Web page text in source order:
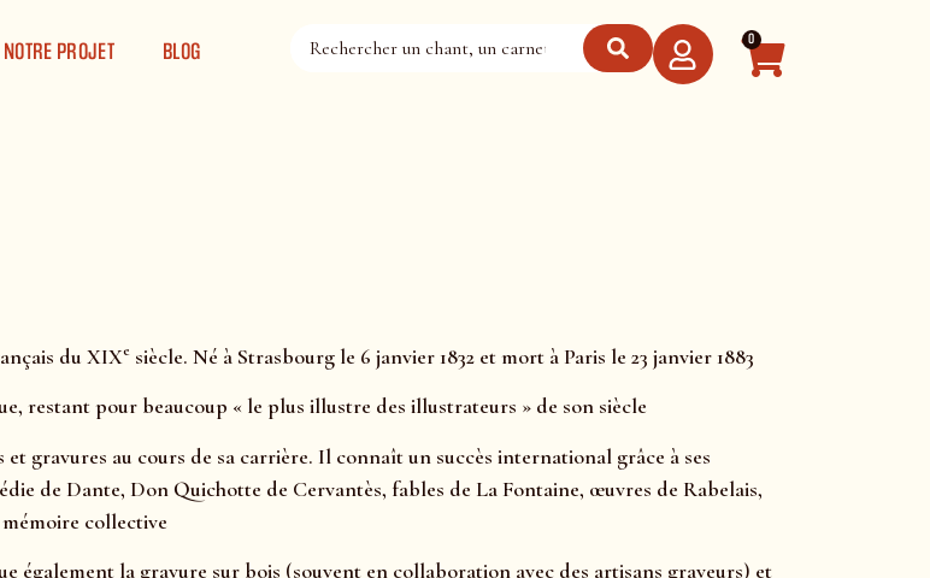
NOTRE PROJET BLOG 0
du XIXe siècle. Né à Strasbourg le 6 janvier 1832 et mort à Paris le 23 janvier 1883
restant pour beaucoup « le plus illustre des illustrateurs » de son siècle
gravures au cours de sa carrière. Il connaît un succès international grâce à ses
de Dante, Don Quichotte de Cervantès, fables de La Fontaine, œuvres de Rabelais,
collective
également la gravure sur bois (souvent en collaboration avec des artisans graveurs) et